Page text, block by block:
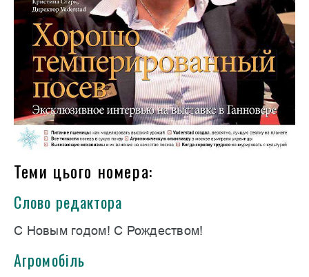
Теми цього номера:
Слово редактора
С Новым годом! С Рождеством!
Агромобіль